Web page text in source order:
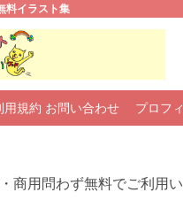
料イラスト集
用規約 お問い合わせ プロフ
商用問わず無料でご利用い